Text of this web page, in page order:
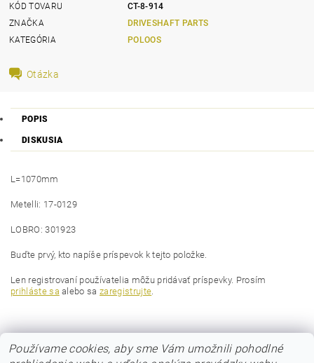
KÓD TOVARU
CT-8-914
ZNAČKA
DRIVESHAFT PARTS
KATEGÓRIA
POLOOS
Otázka
POPIS
DISKUSIA
L=1070mm
Metelli: 17-0129
LOBRO: 301923
Buďte prvý, kto napíše príspevok k tejto položke.
Len registrovaní používatelia môžu pridávať príspevky. Prosím
prihláste sa alebo sazaregistrujte.
Používame cookies, aby sme Vám umožnili pohodlné